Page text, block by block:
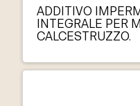
ADDITIVO
INTEGRALE PER
CALCESTRUZZO.